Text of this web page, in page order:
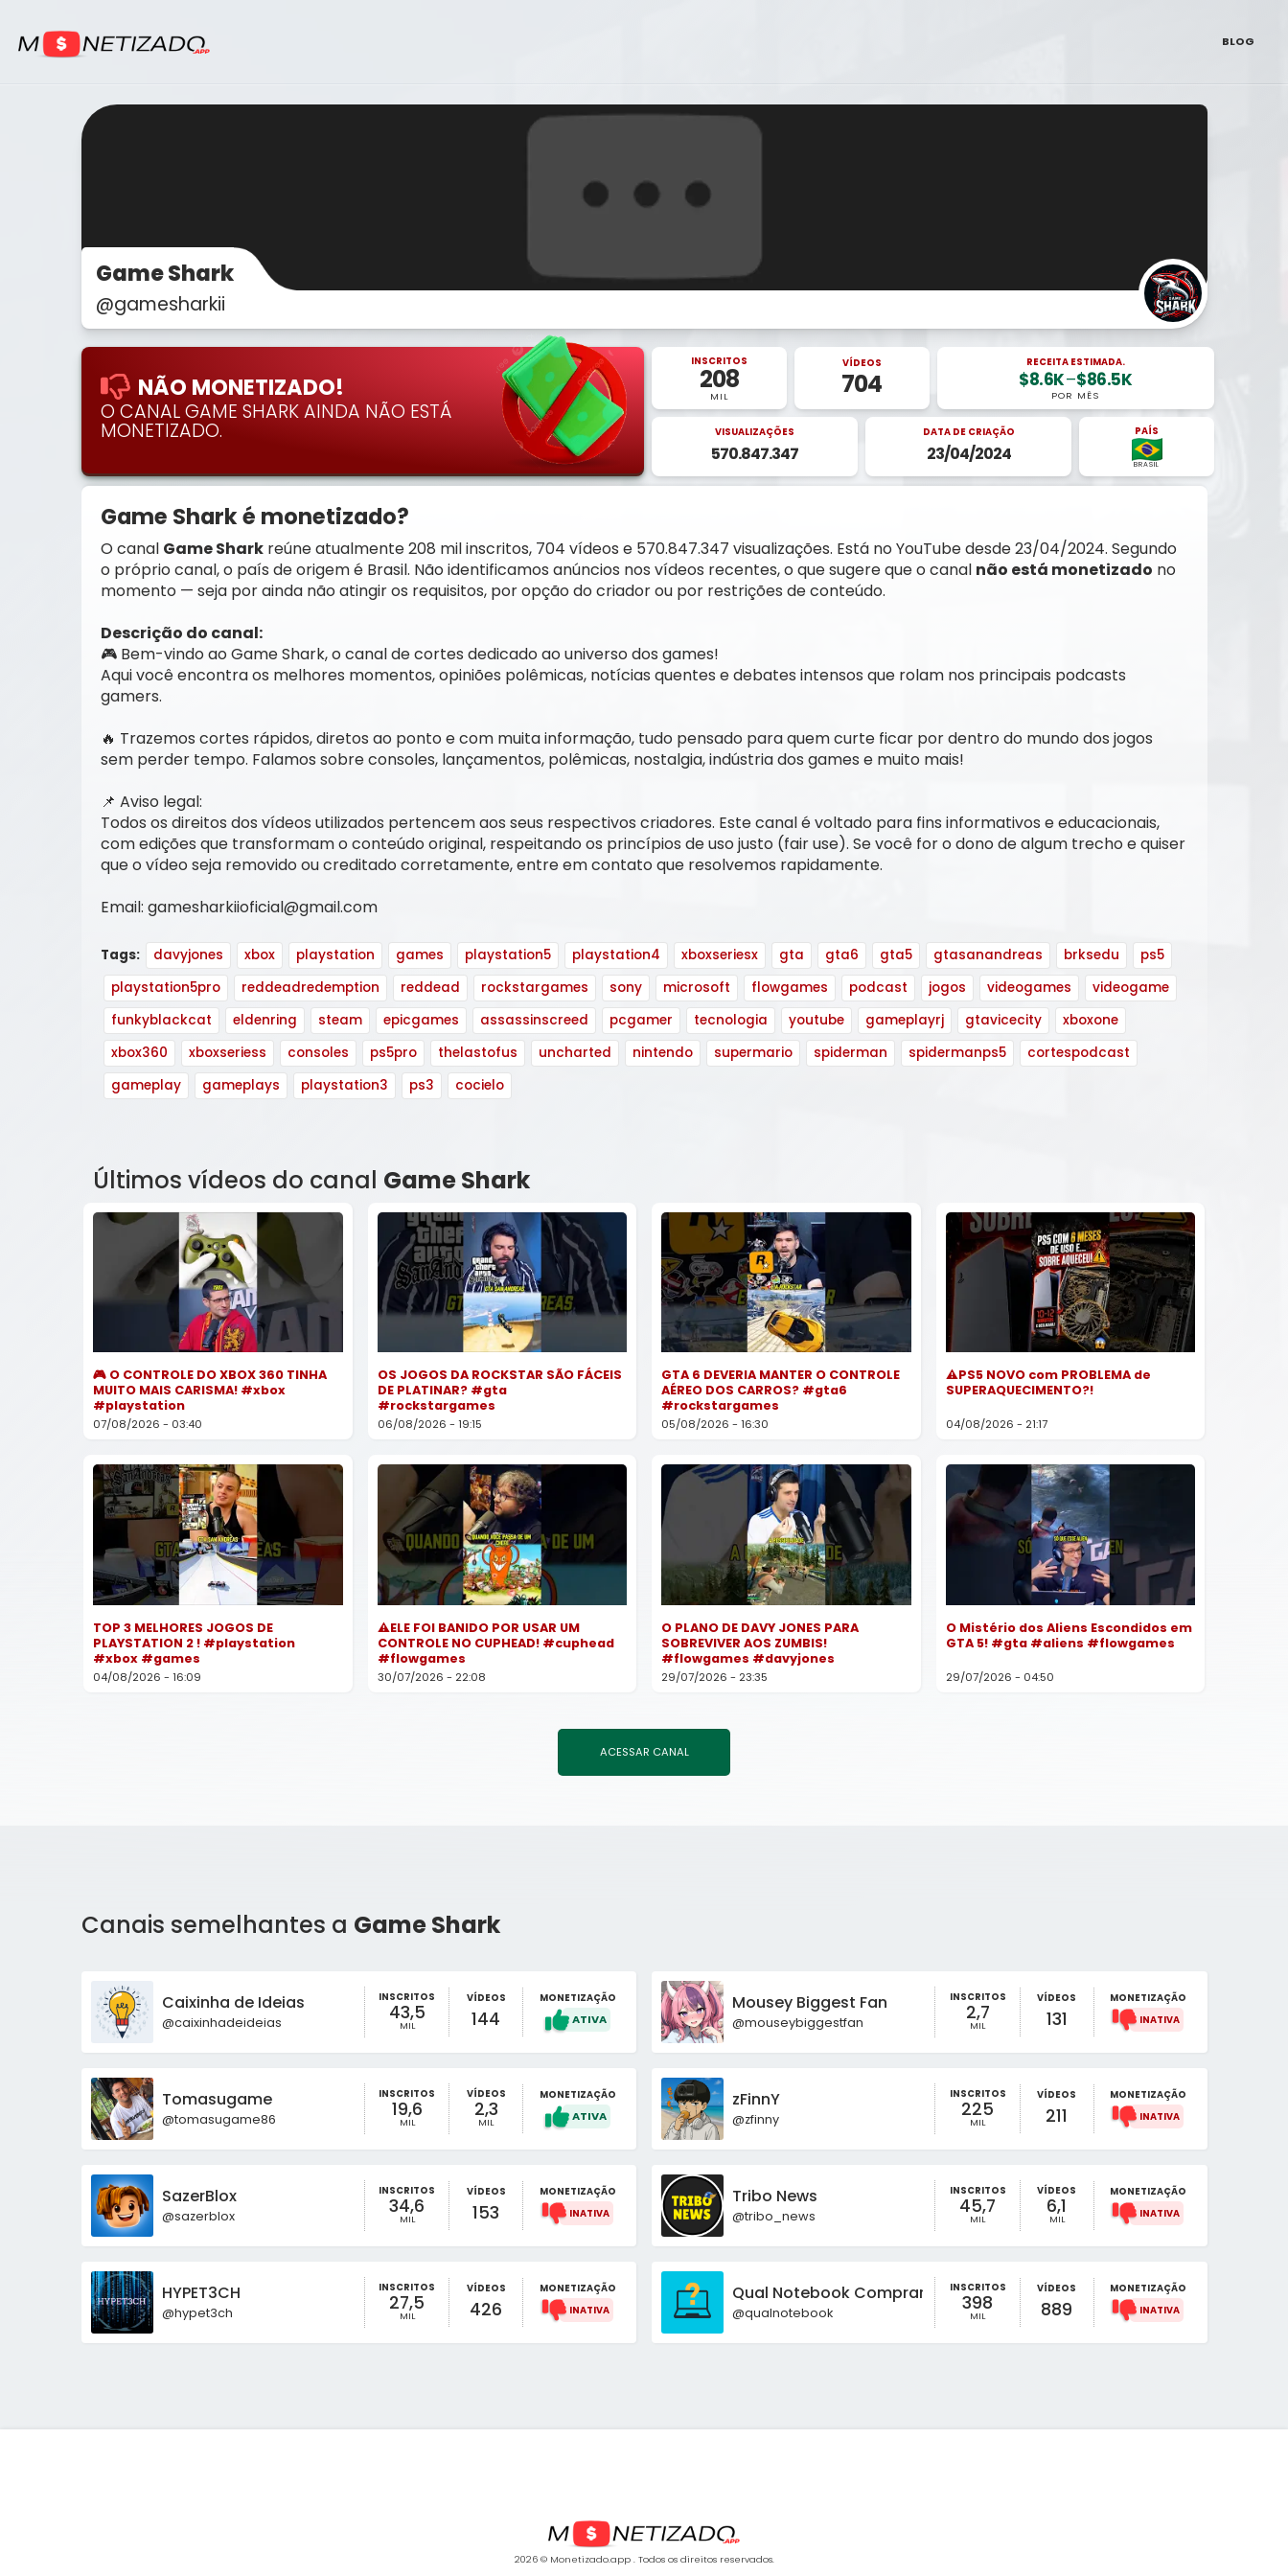
BLOG
Game Shark
@gamesharkii
NÃO MONETIZADO!
O CANAL GAME SHARK AINDA NÃO ESTÁ
MONETIZADO.
INSCRITOS
208
MIL
VÍDEOS
704
RECEITA ESTIMADA.
$8.6K–$86.5K
POR MÊS
VISUALIZAÇÕES
570.847.347
DATA DE CRIAÇÃO
23/04/2024
PAÍS
BRASIL
Game Shark é monetizado?
O canal Game Sharkreúne atualmente 208 mil inscritos, 704 vídeos e 570.847.347 visualizações. Está no YouTube desde 23/04/2024. Segundo
o próprio canal, o país de origem é Brasil. Não identificamos anúncios nos vídeos recentes, o que sugere que o canal não está monetizado no
momento — seja por ainda não atingir os requisitos, por opção do criador ou por restrições de conteúdo.
Descrição do canal:
🎮 Bem-vindo ao Game Shark, o canal de cortes dedicado ao universo dos games!
Aqui você encontra os melhores momentos, opiniões polêmicas, notícias quentes e debates intensos que rolam nos principais podcasts
gamers.
🔥 Trazemos cortes rápidos, diretos ao ponto e com muita informação, tudo pensado para quem curte ficar por dentro do mundo dos jogos
sem perder tempo. Falamos sobre consoles, lançamentos, polêmicas, nostalgia, indústria dos games e muito mais!
📌 Aviso legal:
Todos os direitos dos vídeos utilizados pertencem aos seus respectivos criadores. Este canal é voltado para fins informativos e educacionais,
com edições que transformam o conteúdo original, respeitando os princípios de uso justo (fair use). Se você for o dono de algum trecho e quiser
que o vídeo seja removido ou creditado corretamente, entre em contato que resolvemos rapidamente.
Email: gamesharkiioficial@gmail.com
Tags: davyjones xbox playstation games playstation5 playstation4 xboxseriesx gta gta6 gta5 gtasanandreas brksedu
ps5
playstation5pro
reddeadredemption reddead rockstargames sony microsoft flowgames podcast jogos videogames
videogame
funkyblackcat
eldenring steam epicgames assassinscreed pcgamer tecnologia youtube gameplayrj gtavicecity
xboxone
xbox360
xboxseriess consoles ps5pro thelastofus uncharted nintendo supermario spiderman spidermanps5
cortespodcast
gameplay
gameplays playstation3 ps3 cocielo
Últimos vídeos do canal Game Shark
🎮 O CONTROLE DO XBOX 360 TINHA
MUITO MAIS CARISMA! #xbox
#playstation
07/08/2026 - 03:40
OS JOGOS DA ROCKSTAR SÃO FÁCEIS
DE PLATINAR? #gta
#rockstargames
06/08/2026 - 19:15
GTA 6 DEVERIA MANTER O CONTROLE
AÉREO DOS CARROS? #gta6
#rockstargames
05/08/2026 - 16:30
⚠️PS5 NOVO com PROBLEMA de
SUPERAQUECIMENTO?!
04/08/2026 - 21:17
TOP 3 MELHORES JOGOS DE
PLAYSTATION 2 ! #playstation
#xbox #games
04/08/2026 - 16:09
⚠️ELE FOI BANIDO POR USAR UM
CONTROLE NO CUPHEAD! #cuphead
#flowgames
30/07/2026 - 22:08
O PLANO DE DAVY JONES PARA
SOBREVIVER AOS ZUMBIS!
#flowgames #davyjones
29/07/2026 - 23:35
O Mistério dos Aliens Escondidos em
GTA 5! #gta #aliens #flowgames
29/07/2026 - 04:50
ACESSAR CANAL
Canais semelhantes a Game Shark
Caixinha de Ideias
@caixinhadeideias
INSCRITOS
43,5
MIL
VÍDEOS
144
MONETIZAÇÃO Mousey Biggest Fan
@mouseybiggestfan
INSCRITOS
2,7
MIL
VÍDEOS
131
MONETIZAÇÃO
Tomasugame
@tomasugame86
INSCRITOS
19,6
MIL
VÍDEOS
2,3
MIL
MONETIZAÇÃO zFinnY
@zfinny
INSCRITOS
225
MIL
VÍDEOS
211
MONETIZAÇÃO
SazerBlox
@sazerblox
INSCRITOS
34,6
MIL
VÍDEOS
153
MONETIZAÇÃO Tribo News
@tribo_news
INSCRITOS
45,7
MIL
VÍDEOS
6,1
MIL
MONETIZAÇÃO
HYPET3CH
@hypet3ch
INSCRITOS
27,5
MIL
VÍDEOS
426
MONETIZAÇÃO Qual Notebook Comprar?
@qualnotebook
INSCRITOS
398
MIL
VÍDEOS
889
MONETIZAÇÃO
2026 © Monetizado.app . Todos os direitos reservados.